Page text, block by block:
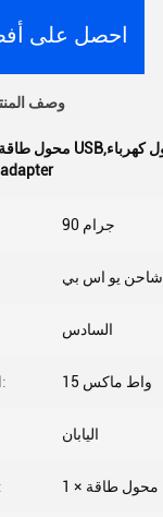
احصل على
وصف
90 جرام
شاحن يو اس بي
السادس
الطاقة الاحتياطية: 15 واط ماكس
اليابان
محتويات الحزمة: